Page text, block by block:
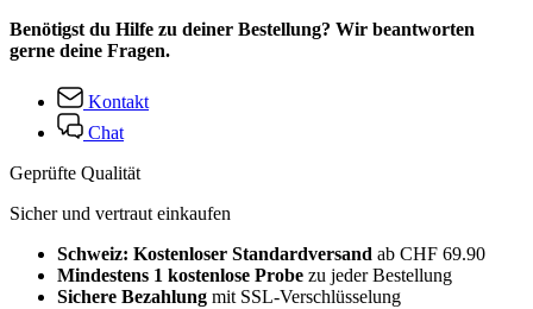
Benötigst du Hilfe zu deiner Bestellung? Wir beantworten
gerne deine Fragen.
Kontakt
Chat
Geprüfte Qualität
Sicher und vertraut einkaufen
Schweiz: Kostenloser Standardversand ab CHF 69.90
Mindestens 1 kostenlose Probe zu jeder Bestellung
Sichere Bezahlung mit SSL-Verschlüsselung